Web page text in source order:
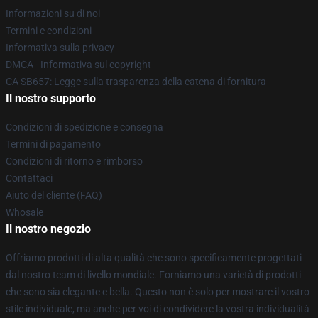
Informazioni su di noi
Termini e condizioni
Informativa sulla privacy
DMCA - Informativa sul copyright
CA SB657: Legge sulla trasparenza della catena di fornitura
Il nostro supporto
Condizioni di spedizione e consegna
Termini di pagamento
Condizioni di ritorno e rimborso
Contattaci
Aiuto del cliente (FAQ)
Whosale
Il nostro negozio
Offriamo prodotti di alta qualità che sono specificamente progettati
dal nostro team di livello mondiale. Forniamo una varietà di prodotti
che sono sia elegante e bella. Questo non è solo per mostrare il vostro
stile individuale, ma anche per voi di condividere la vostra individualità